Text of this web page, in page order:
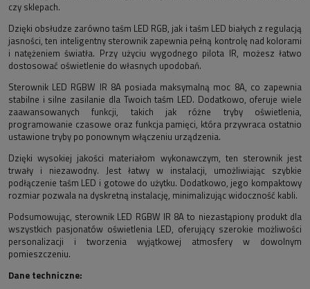
czy sklepach.
Dzięki obsłudze zarówno taśm LED RGB, jak i taśm LED białych z regulacją
jasności, ten inteligentny sterownik zapewnia pełną kontrolę nad kolorami
i natężeniem światła. Przy użyciu wygodnego pilota IR, możesz łatwo
dostosować oświetlenie do własnych upodobań.
Sterownik LED RGBW IR 8A posiada maksymalną moc 8A, co zapewnia
stabilne i silne zasilanie dla Twoich taśm LED. Dodatkowo, oferuje wiele
zaawansowanych funkcji, takich jak różne tryby oświetlenia,
programowanie czasowe oraz funkcja pamięci, która przywraca ostatnio
ustawione tryby po ponownym włączeniu urządzenia.
Dzięki wysokiej jakości materiałom wykonawczym, ten sterownik jest
trwały i niezawodny. Jest łatwy w instalacji, umożliwiając szybkie
podłączenie taśm LED i gotowe do użytku. Dodatkowo, jego kompaktowy
rozmiar pozwala na dyskretną instalację, minimalizując widoczność kabli.
Podsumowując, sterownik LED RGBW IR 8A to niezastąpiony produkt dla
wszystkich pasjonatów oświetlenia LED, oferujący szerokie możliwości
personalizacji i tworzenia wyjątkowej atmosfery w dowolnym
pomieszczeniu.
Dane techniczne: